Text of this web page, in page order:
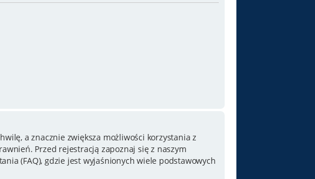
a znacznie zwiększa możliwości korzystania z
Przed rejestracją zapoznaj się z naszym
(FAQ), gdzie jest wyjaśnionych wiele podstawowych